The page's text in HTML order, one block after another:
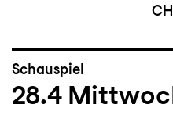
Schauspiel
28.4